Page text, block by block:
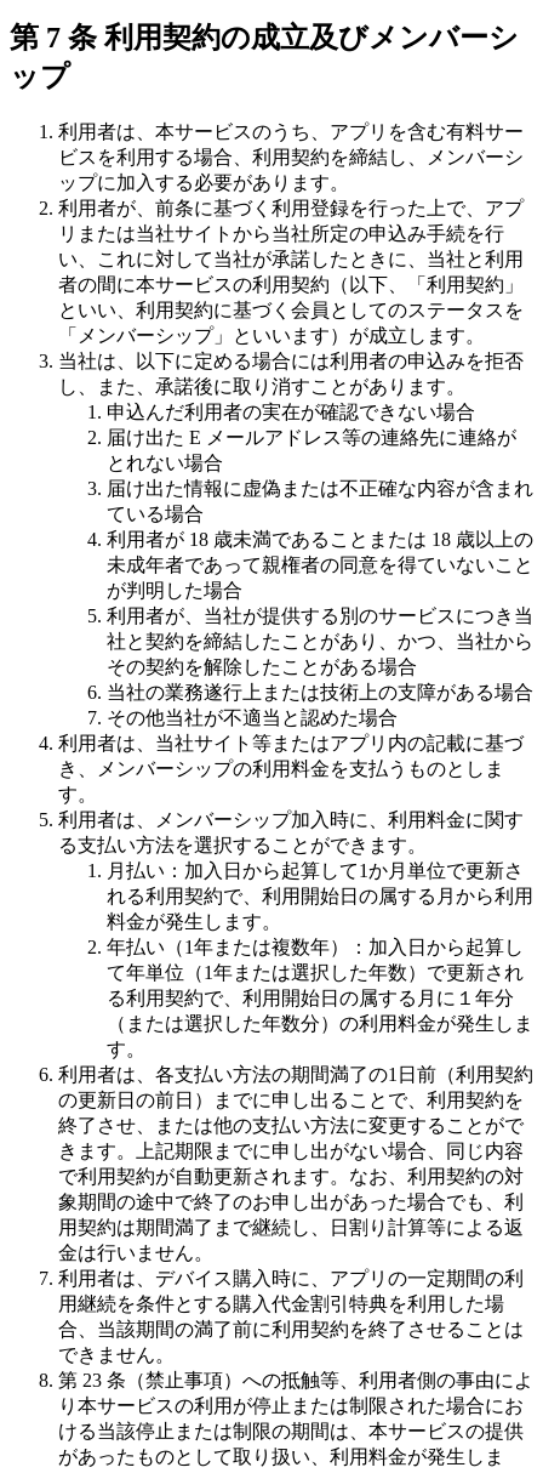
第 7 条 利用契約の成立及びメンバーシ
ップ
利用者は、本サービスのうち、アプリを含む有料サー
ビスを利用する場合、利用契約を締結し、メンバーシ
ップに加入する必要があります。
利用者が、前条に基づく利用登録を行った上で、アプ
リまたは当社サイトから当社所定の申込み手続を行
い、これに対して当社が承諾したときに、当社と利用
者の間に本サービスの利用契約（以下、「利用契約」
といい、利用契約に基づく会員としてのステータスを
「メンバーシップ」といいます）が成立します。
当社は、以下に定める場合には利用者の申込みを拒否
し、また、承諾後に取り消すことがあります。
申込んだ利用者の実在が確認できない場合
届け出た E メールアドレス等の連絡先に連絡が
とれない場合
届け出た情報に虚偽または不正確な内容が含まれ
ている場合
利用者が 18 歳未満であることまたは 18 歳以上の
未成年者であって親権者の同意を得ていないこと
が判明した場合
利用者が、当社が提供する別のサービスにつき当
社と契約を締結したことがあり、かつ、当社から
その契約を解除したことがある場合
当社の業務遂行上または技術上の支障がある場合
その他当社が不適当と認めた場合
利用者は、当社サイト等またはアプリ内の記載に基づ
き、メンバーシップの利用料金を支払うものとしま
す。
利用者は、メンバーシップ加入時に、利用料金に関す
る支払い方法を選択することができます。
月払い：加入日から起算して1か月単位で更新さ
れる利用契約で、利用開始日の属する月から利用
料金が発生します。
年払い（1年または複数年）：加入日から起算し
て年単位（1年または選択した年数）で更新され
る利用契約で、利用開始日の属する月に１年分
（または選択した年数分）の利用料金が発生しま
す。
利用者は、各支払い方法の期間満了の1日前（利用契約
の更新日の前日）までに申し出ることで、利用契約を
終了させ、または他の支払い方法に変更することがで
きます。上記期限までに申し出がない場合、同じ内容
で利用契約が自動更新されます。なお、利用契約の対
象期間の途中で終了のお申し出があった場合でも、利
用契約は期間満了まで継続し、日割り計算等による返
金は行いません。
利用者は、デバイス購入時に、アプリの一定期間の利
用継続を条件とする購入代金割引特典を利用した場
合、当該期間の満了前に利用契約を終了させることは
できません。
第 23 条（禁止事項）への抵触等、利用者側の事由によ
り本サービスの利用が停止または制限された場合にお
ける当該停止または制限の期間は、本サービスの提供
があったものとして取り扱い、利用料金が発生しま